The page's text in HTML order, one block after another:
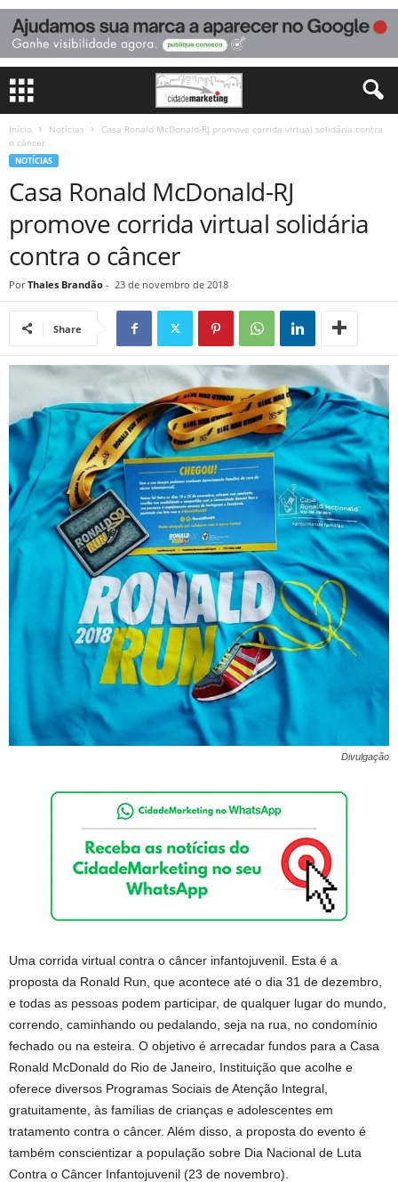
Início Notícias
Casa Ronald McDonald-RJ promove corrida virtual solidária contra
o câncer
NOTÍCIAS
Casa Ronald McDonald-RJ
promove corrida virtual solidária
contra o câncer
Por Thales Brandão - 23 de novembro de 2018
Share
Divulgação
Uma corrida virtual contra o câncer infantojuvenil. Esta é a
proposta da Ronald Run, que acontece até o dia 31 de dezembro,
e todas as pessoas podem participar, de qualquer lugar do mundo,
correndo, caminhando ou pedalando, seja na rua, no condomínio
fechado ou na esteira. O objetivo é arrecadar fundos para a Casa
Ronald McDonald do Rio de Janeiro, Instituição que acolhe e
oferece diversos Programas Sociais de Atenção Integral,
gratuitamente, às famílias de crianças e adolescentes em
tratamento contra o câncer. Além disso, a proposta do evento é
também conscientizar a população sobre Dia Nacional de Luta
Contra o Câncer Infantojuvenil (23 de novembro).